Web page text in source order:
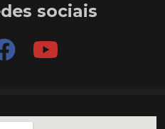
sociais